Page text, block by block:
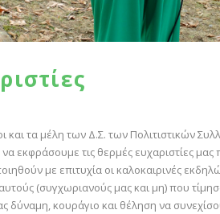
και τα μέλη των Δ.Σ. των Πολιτιστικών
εκφράσουμε τις θερμές ευχαριστίες
με επιτυχία οι καλοκαιρινές
(συγχωριανούς μας και μη) που
δύναμη, κουράγιο και θέληση να